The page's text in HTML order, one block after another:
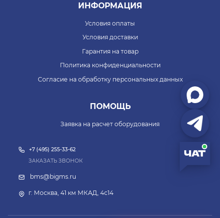
ИНФОРМАЦИЯ
Условия оплаты
Условия доставки
Гарантия на товар
Политика конфиденциальности
Согласие на обработку персональных данных
ПОМОЩЬ
Заявка на расчет оборудования
+7 (495) 255-33-62
ЗАКАЗАТЬ ЗВОНОК
bms@bigms.ru
г. Москва, 41 км МКАД, 4с14